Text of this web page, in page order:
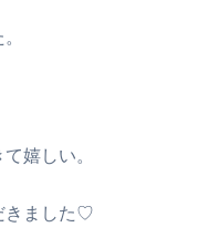
嬉しい。
きました♡